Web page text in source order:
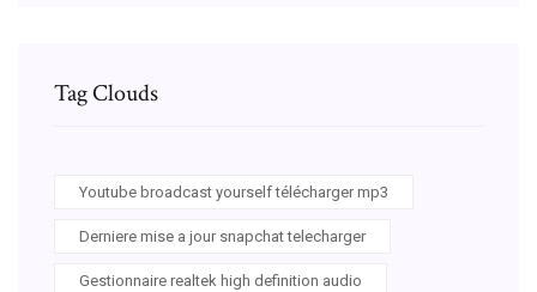
Tag Clouds
Youtube broadcast yourself télécharger mp3
Derniere mise a jour snapchat telecharger
Gestionnaire realtek high definition audio